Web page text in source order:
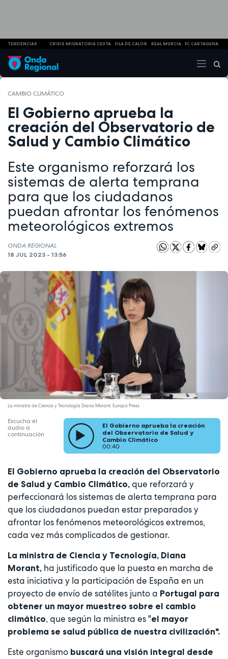
TENDENCIAS CRISIS MIGRATORIA CEUTA OLA DE CALOR REAL MURCIA FC CARTAGENA
CAMBIO CLIMÁTICO
El Gobierno aprueba la
creación del Observatorio de
Salud y Cambio Climático
Este organismo reforzará los
sistemas de alerta temprana
para que los ciudadanos
puedan afrontar los fenómenos
meteorológicos extremos
ONDA REGIONAL
18 JUL 2023 - 13:56
La ministra de Ciencia y Tecnología Diana Morant. Europa Press
Escucha el
audio a
continuación
El Gobierno aprueba la creación
del Observatorio de Salud y
Cambio Climático
00:40
El Gobierno aprueba la creación del Observatorio
de Salud y Cambio Climático, que reforzará y
perfeccionará los sistemas de alerta temprana para
que los ciudadanos puedan estar preparados y
afrontar los fenómenos meteorológicos extremos,
cada vez más complicados de gestionar.
La ministra de Ciencia y Tecnología, Diana
Morant, ha justificado que la puesta en marcha de
esta iniciativa y la participación de España en un
proyecto de envío de satélites junto a Portugal para
obtener un mayor muestreo sobre el cambio
climático, que según la ministra es "el mayor
problema se salud pública de nuestra civilización".
Este organismo buscará una visión integral desde